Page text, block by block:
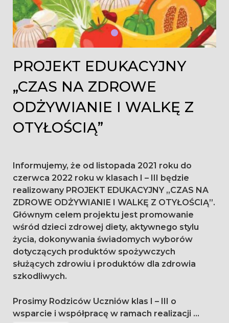
PROJEKT EDUKACYJNY
„CZAS NA ZDROWE
ODŻYWIANIE I WALKĘ Z
OTYŁOŚCIĄ”
Informujemy, że od listopada 2021 roku do
czerwca 2022 roku w klasach I – III będzie
realizowany PROJEKT EDUKACYJNY „CZAS NA
ZDROWE ODŻYWIANIE I WALKĘ Z OTYŁOŚCIĄ”.
Głównym celem projektu jest promowanie
wśród dzieci zdrowej diety, aktywnego stylu
życia, dokonywania świadomych wyborów
dotyczących produktów spożywczych
służących zdrowiu i produktów dla zdrowia
szkodliwych.
Prosimy Rodziców Uczniów klas I – III o
wsparcie i współpracę w ramach realizacji ...